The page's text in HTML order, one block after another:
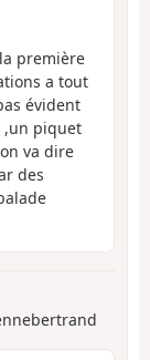
première
a tout
évident
,un piquet
va dire
des